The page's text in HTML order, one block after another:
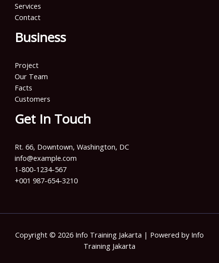
Services
Contact
Business
Project
Our Team
Facts
Customers
Get In Touch
Rt. 66, Downtown, Washington, DC
info@example.com​
1-800-1234-567
+001 987-654-3210
Copyright © 2026 Info Training Jakarta | Powered by Info
Training Jakarta